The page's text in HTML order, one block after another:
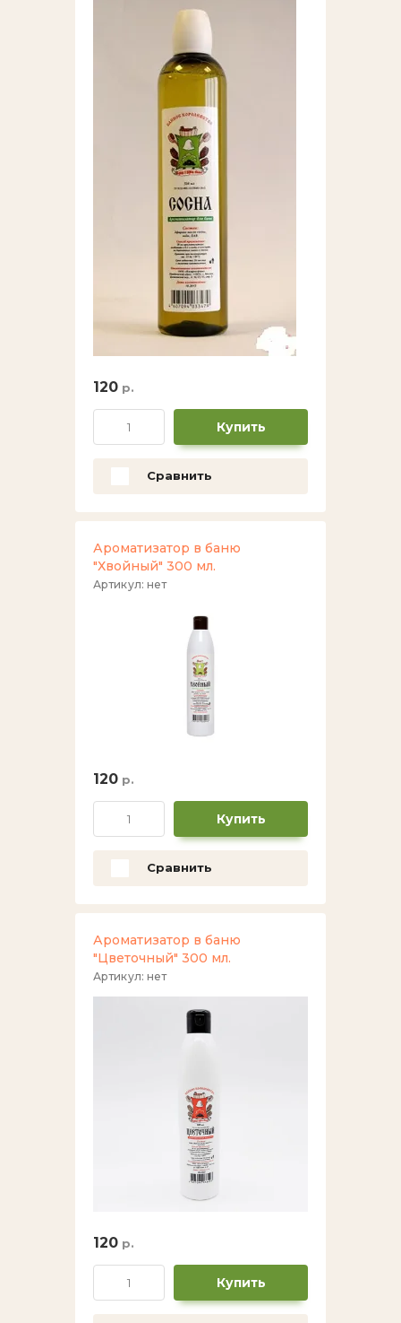
120 р.
Купить
Сравнить
Ароматизатор в баню
"Хвойный" 300 мл.
Артикул: нет
120 р.
Купить
Сравнить
Ароматизатор в баню
"Цветочный" 300 мл.
Артикул: нет
120 р.
Купить